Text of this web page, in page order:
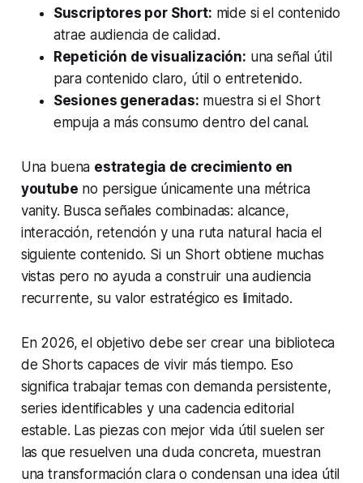
Suscriptores por Short: mide si el contenido
atrae audiencia de calidad.
Repetición de visualización: una señal útil
para contenido claro, útil o entretenido.
Sesiones generadas: muestra si el Short
empuja a más consumo dentro del canal.
Una buena estrategia de crecimiento en
youtube no persigue únicamente una métrica
vanity. Busca señales combinadas: alcance,
interacción, retención y una ruta natural hacia el
siguiente contenido. Si un Short obtiene muchas
vistas pero no ayuda a construir una audiencia
recurrente, su valor estratégico es limitado.
En 2026, el objetivo debe ser crear una biblioteca
de Shorts capaces de vivir más tiempo. Eso
significa trabajar temas con demanda persistente,
series identificables y una cadencia editorial
estable. Las piezas con mejor vida útil suelen ser
las que resuelven una duda concreta, muestran
una transformación clara o condensan una idea útil